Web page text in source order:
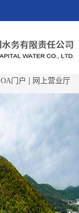
OA门户 网上营业厅